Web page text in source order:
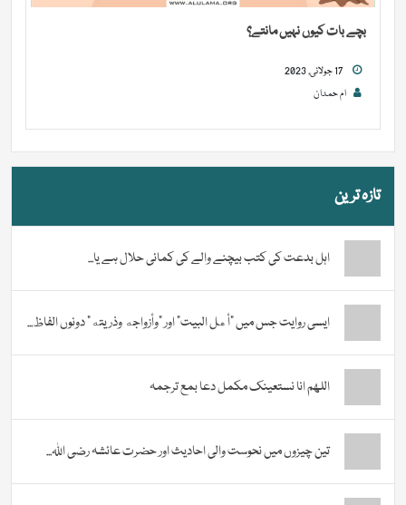
بچے بات کیوں نہیں مانتے؟
ام حمدان
تازہ ترین
اہل بدعت کی کتب بیچنے والے کی کمائی حلال ہے یا...
ایسی روایت جس میں “أهل البيت” اور “وأزواجه وذريته” دونوں الفاظ...
اللھم انا نستعینک مکمل دعا بمع ترجمہ
تین چیزوں میں نحوست والی احادیث اور حضرت عائشہ رضی اللہ...